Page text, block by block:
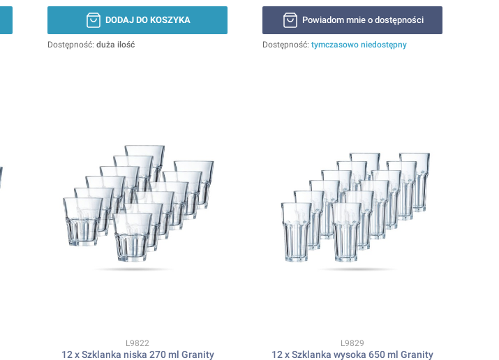
DODAJ DO KOSZYKA
Dostępność: duża ilość
Powiadom mnie o dostępności
Dostępność: tymczasowo niedostępny
Kod produktu
L9822
12 x Szklanka niska 270 ml Granity
Kod produktu
L9829
12 x Szklanka wysoka 650 ml Granity